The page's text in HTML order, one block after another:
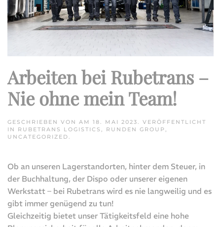
Arbeiten bei Rubetrans –
Nie ohne mein Team!
GESCHRIEBEN VON AM 18. MAI 2023
. VERÖFFENTLICHT
IN RUBETRANS LOGISTICS RUNDEN GROUP
UNCATEGORIZED
Ob an unseren Lagerstandorten, hinter dem Steuer, in
der Buchhaltung, der Dispo oder unserer eigenen
Werkstatt – bei Rubetrans wird es nie langweilig und es
gibt immer genügend zu tun!
Gleichzeitig bietet unser Tätigkeitsfeld eine hohe